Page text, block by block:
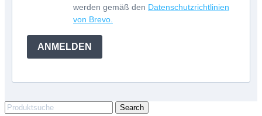
werden gemäß den Datenschutzrichtlinien
von Brevo.
ANMELDEN
Search